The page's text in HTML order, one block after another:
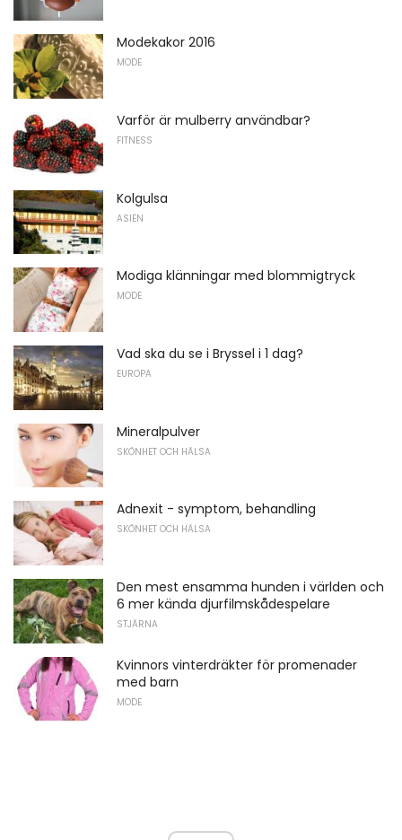
Modekakor 2016
MODE
Varför är mulberry användbar?
FITNESS
Kolgulsa
ASIEN
Modiga klänningar med blommigtryck
MODE
Vad ska du se i Bryssel i 1 dag?
EUROPA
Mineralpulver
SKÖNHET OCH HÄLSA
Adnexit - symptom, behandling
SKÖNHET OCH HÄLSA
Den mest ensamma hunden i världen och
6 mer kända djurfilmskådespelare
STJÄRNA
Kvinnors vinterdräkter för promenader
med barn
MODE